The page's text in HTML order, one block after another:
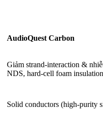
AudioQuest Carbon
Giảm strand-interaction &
NDS, hard-cell foam
Solid conductors (high-purity